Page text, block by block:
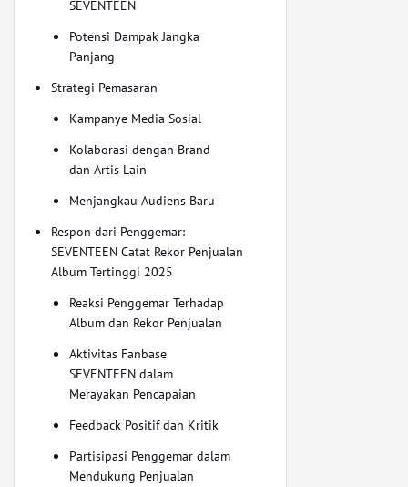
SEVENTEEN
Potensi Dampak Jangka
Panjang
Strategi Pemasaran
Kampanye Media Sosial
Kolaborasi dengan Brand
dan Artis Lain
Menjangkau Audiens Baru
Respon dari Penggemar:
SEVENTEEN Catat Rekor Penjualan
Album Tertinggi 2025
Reaksi Penggemar Terhadap
Album dan Rekor Penjualan
Aktivitas Fanbase
SEVENTEEN dalam
Merayakan Pencapaian
Feedback Positif dan Kritik
Partisipasi Penggemar dalam
Mendukung Penjualan